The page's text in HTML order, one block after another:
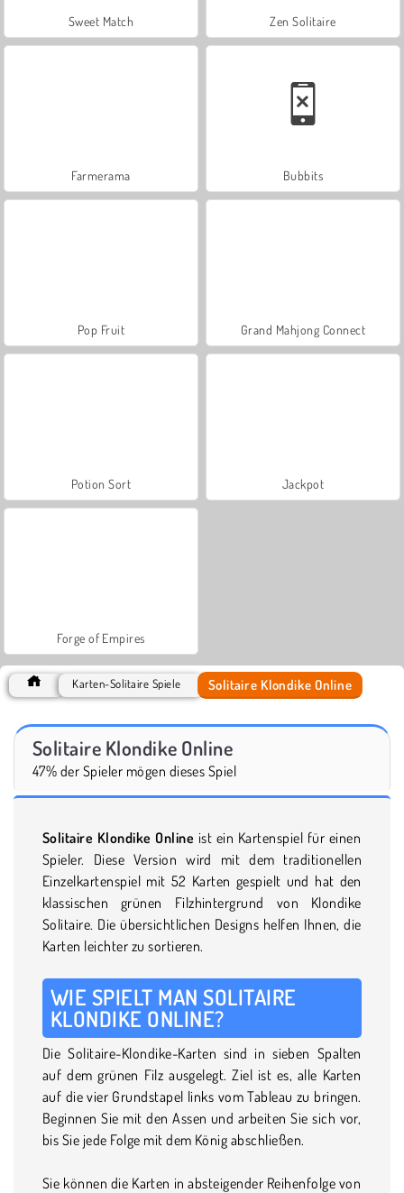
Sweet Match Zen Solitaire
Farmerama Bubbits
Pop Fruit Grand Mahjong Connect
Potion Sort Jackpot
Forge of Empires
Karten-Solitaire Spiele Solitaire Klondike Online
Solitaire Klondike Online
47% der Spieler mögen dieses Spiel
Solitaire Klondike Online ist ein Kartenspiel für einen
Spieler. Diese Version wird mit dem traditionellen
Einzelkartenspiel mit 52 Karten gespielt und hat den
klassischen grünen Filzhintergrund von Klondike
Solitaire. Die übersichtlichen Designs helfen Ihnen, die
Karten leichter zu sortieren.
WIE SPIELT MAN SOLITAIRE
KLONDIKE ONLINE?
Die Solitaire-Klondike-Karten sind in sieben Spalten
auf dem grünen Filz ausgelegt. Ziel ist es, alle Karten
auf die vier Grundstapel links vom Tableau zu bringen.
Beginnen Sie mit den Assen und arbeiten Sie sich vor,
bis Sie jede Folge mit dem König abschließen.
Sie können die Karten in absteigender Reihenfolge von